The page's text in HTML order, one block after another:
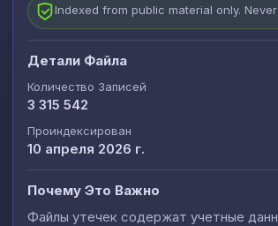
Indexed from public material only.
Детали Файла
Количество Записей
3 315 542
Проиндексирован
10 апреля 2026 г.
Почему Это Важно
Файлы утечек содержат учетные